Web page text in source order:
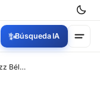
✨Búsqueda IA
Mito & Didier presentan “Jazz Bélico”